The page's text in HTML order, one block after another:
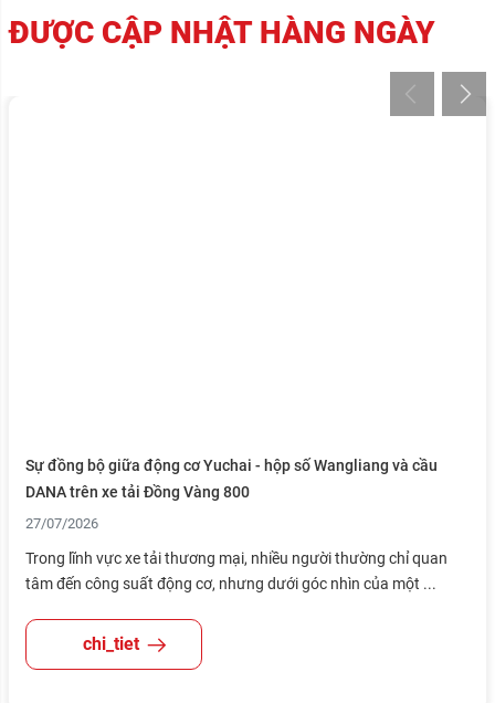
ĐƯỢC CẬP NHẬT HÀNG NGÀY
Sự đồng bộ giữa động cơ Yuchai - hộp số Wangliang và cầu
DANA trên xe tải Đồng Vàng 800
27/07/2026
Trong lĩnh vực xe tải thương mại, nhiều người thường chỉ quan
tâm đến công suất động cơ, nhưng dưới góc nhìn của một ...
chi_tiet